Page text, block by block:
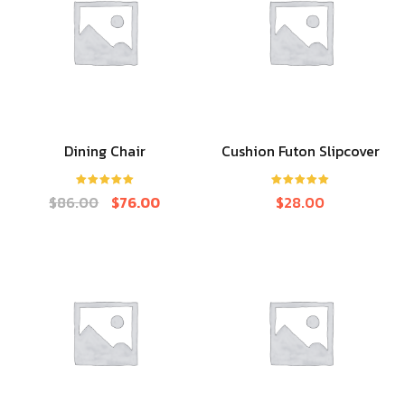
Dining Chair
5.00ตั้งแต่ 1-
$86.00 $76.00
Cushion Futon Slipcover
5.00ตั้งแต่ 1-
$28.00